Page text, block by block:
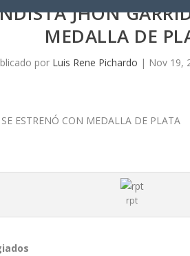
JHON
MEDALLA DE
por Luis Rene Pichardo | Nov 19,
rpt